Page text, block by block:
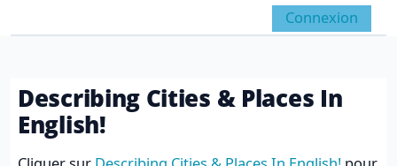
Panneau latéral
Activer/désactiver la
Connexion
Describing Cities & Places In
English!
Conditions d’achèvement